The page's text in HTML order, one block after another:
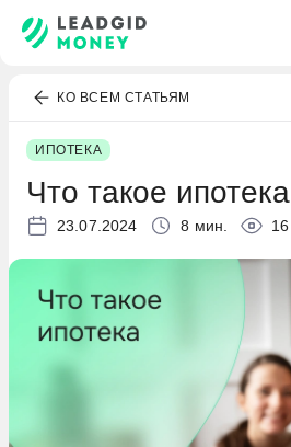
КО ВСЕМ СТАТЬЯМ
ИПОТЕКА
Что такое ипотека
23.07.2024 8 мин. 16